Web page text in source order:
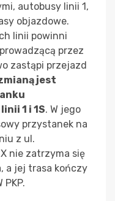
autobusy linii 1,
objazdowe.
linii powinni
przez
zastąpi przejazd
jest
1 i 1S. W jego
przystanek na
z ul.
nie zatrzyma się
a jej trasa kończy